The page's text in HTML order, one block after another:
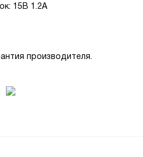
15В 1.2А
производителя.